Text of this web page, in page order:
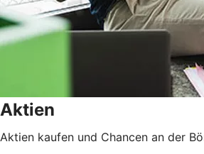
Aktien
Aktien kaufen und Chancen an der